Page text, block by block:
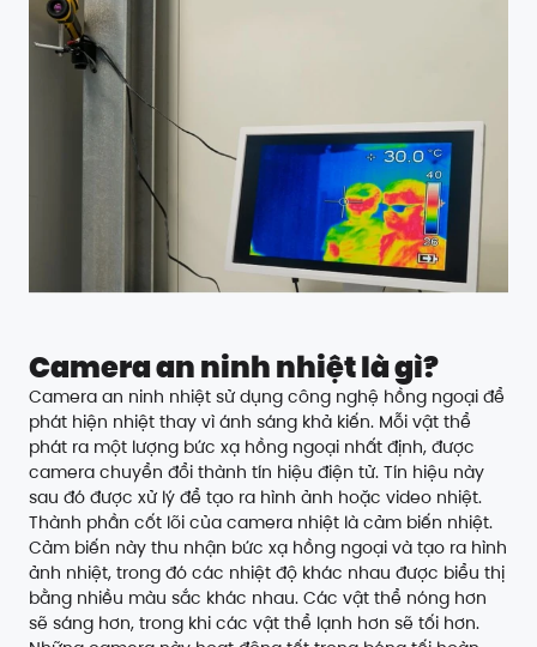
Camera an ninh nhiệt là gì?
Camera an ninh nhiệt sử dụng công nghệ hồng ngoại để
phát hiện nhiệt thay vì ánh sáng khả kiến. Mỗi vật thể
phát ra một lượng bức xạ hồng ngoại nhất định, được
camera chuyển đổi thành tín hiệu điện tử. Tín hiệu này
sau đó được xử lý để tạo ra hình ảnh hoặc video nhiệt.
Thành phần cốt lõi của camera nhiệt là cảm biến nhiệt.
Cảm biến này thu nhận bức xạ hồng ngoại và tạo ra hình
ảnh nhiệt, trong đó các nhiệt độ khác nhau được biểu thị
bằng nhiều màu sắc khác nhau. Các vật thể nóng hơn
sẽ sáng hơn, trong khi các vật thể lạnh hơn sẽ tối hơn.